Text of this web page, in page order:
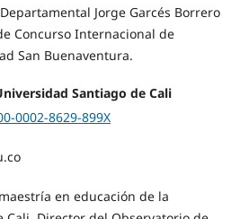
Jorge Garcés Borrero
Concurso Internacional de
San Buenaventura.
Santiago de Cali
0002-8629-899X
en educación de la